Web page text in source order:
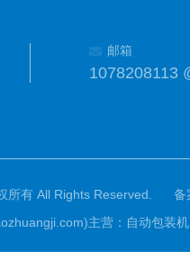
邮箱
1078208113
有 All Rights Reserved.
备
主营：自动包